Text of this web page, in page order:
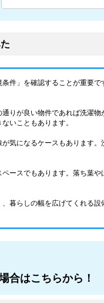
件」を確認することが重要
りが良い物件であれば洗濯
いこともあります。
気になるケースもあります
ースでもあります。落ち葉
暮らしの幅を広げてくれる
合はこちらから！